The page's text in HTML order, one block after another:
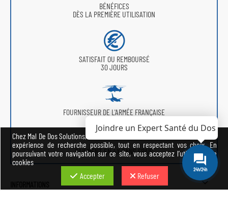
BÉNÉFICES
DÈS LA PREMIÈRE UTILISATION
SATISFAIT OU REMBOURSÉ
30 JOURS
FOURNISSEUR DE L'ARMÉE FRANÇAISE
PAIEMENT EN 4X SANS FRAIS

Chez Mal De Dos Solutions, nous avons à cœur de vous offrir la meilleure
expérience de recherche possible, tout en respectant vos choix. En
poursuivant votre navigation sur ce site, vous acceptez l’utilisation de
cookies
Accepter
Refuser
24h/24h
Joindre un Expert Santé du Dos